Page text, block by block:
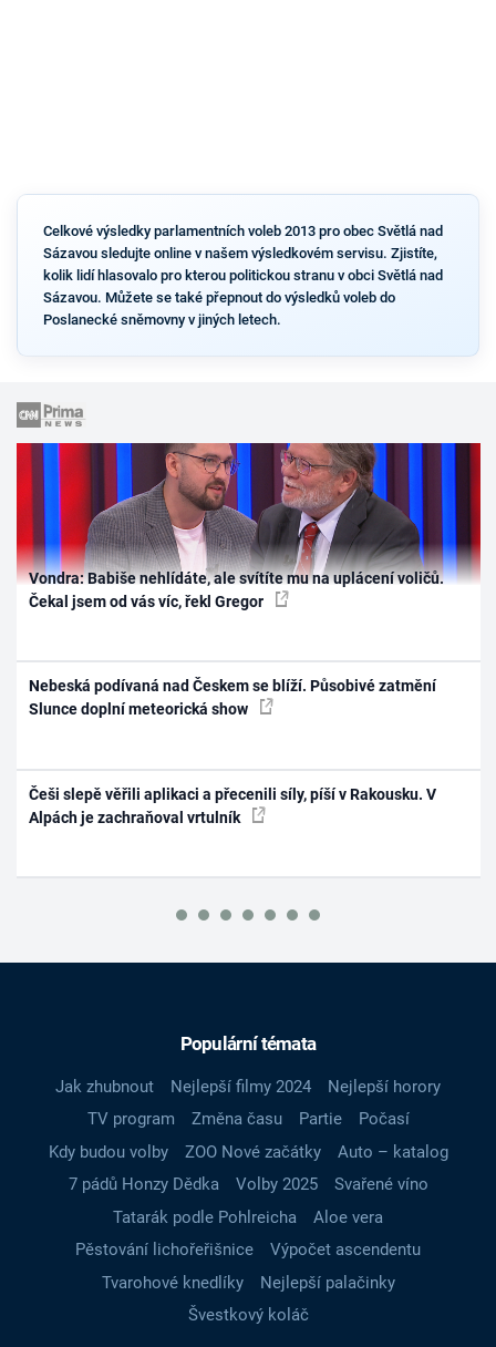
Celkové výsledky parlamentních voleb 2013 pro obec Světlá nad
Sázavou sledujte online v našem výsledkovém servisu. Zjistíte,
kolik lidí hlasovalo pro kterou politickou stranu v obci Světlá nad
Sázavou. Můžete se také přepnout do výsledků voleb do
Poslanecké sněmovny v jiných letech.
Vondra: Babiše nehlídáte, ale svítíte mu na uplácení voličů.
Čekal jsem od vás víc, řekl Gregor
Nebeská podívaná nad Českem se blíží. Působivé zatmění
Slunce doplní meteorická show
Češi slepě věřili aplikaci a přecenili síly, píší v Rakousku. V
Alpách je zachraňoval vrtulník
Populární témata
Jak zhubnout Nejlepší filmy 2024
Nejlepší horory
TV program
Změna času Partie
Počasí
Kdy budou volby
ZOO Nové začátky
Auto – katalog
7 pádů Honzy Dědka
Volby 2025
Svařené víno
Tatarák podle Pohlreicha
Aloe vera
Pěstování lichořeřišnice
Výpočet ascendentu
Tvarohové knedlíky
Nejlepší palačinky
Švestkový koláč